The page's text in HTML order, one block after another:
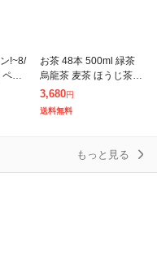
!~8/
ッ
(2
お茶 48本 500ml 緑茶
烏龍茶 麦茶 ほうじ茶
ルイボスティー ジャス
ミンティー お茶 アイリ
ス 日本茶 茶葉 国産 グ
3,680円
送料無料
もっと見る